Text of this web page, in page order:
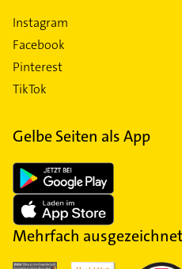
Instagram
Facebook
Pinterest
TikTok
Gelbe Seiten als App
Mehrfach ausgezeichnet